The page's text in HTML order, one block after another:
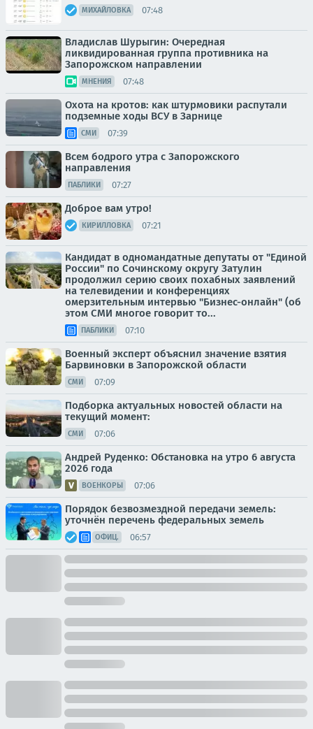
МИХАЙЛОВКА 07:48
Владислав Шурыгин: Очередная
ликвидированная группа противника на
Запорожском направлении
МНЕНИЯ 07:48
Охота на кротов: как штурмовики распутали
подземные ходы ВСУ в Зарнице
СМИ 07:39
Всем бодрого утра с Запорожского
направления
ПАБЛИКИ 07:27
Доброе вам утро!
КИРИЛЛОВКА 07:21
Кандидат в одномандатные депутаты от "Единой
России" по Сочинскому округу Затулин
продолжил серию своих похабных заявлений
на телевидении и конференциях
омерзительным интервью "Бизнес-онлайн" (об
этом СМИ многое говорит то...
ПАБЛИКИ 07:10
Военный эксперт объяснил значение взятия
Барвиновки в Запорожской области
СМИ 07:09
Подборка актуальных новостей области на
текущий момент:
СМИ 07:06
Андрей Руденко: Обстановка на утро 6 августа
2026 года
ВОЕНКОРЫ 07:06
Порядок безвозмездной передачи земель:
уточнён перечень федеральных земель
ОФИЦ. 06:57